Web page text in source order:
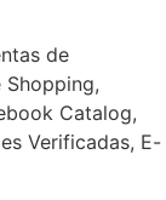
de
Catalog,
Verificadas, E-